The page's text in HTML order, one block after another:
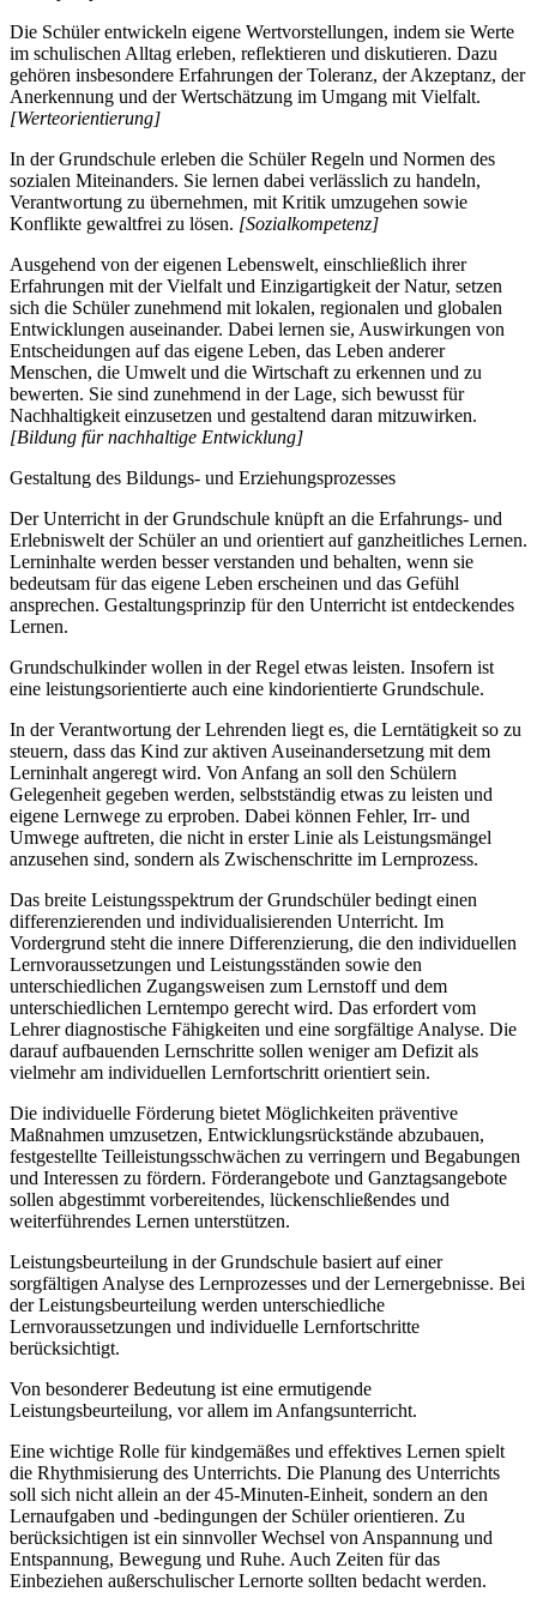
Die Schüler entwickeln eigene Wertvorstellungen, indem sie Werte
im schulischen Alltag erleben, reflektieren und diskutieren. Dazu
gehören insbesondere Erfahrungen der Toleranz, der Akzeptanz, der
Anerkennung und der Wertschätzung im Umgang mit Vielfalt.
[Werteorientierung]
In der Grundschule erleben die Schüler Regeln und Normen des
sozialen Miteinanders. Sie lernen dabei verlässlich zu handeln,
Verantwortung zu übernehmen, mit Kritik umzugehen sowie
Konflikte gewaltfrei zu lösen. [Sozialkompetenz]
Ausgehend von der eigenen Lebenswelt, einschließlich ihrer
Erfahrungen mit der Vielfalt und Einzigartigkeit der Natur, setzen
sich die Schüler zunehmend mit lokalen, regionalen und globalen
Entwicklungen auseinander. Dabei lernen sie, Auswirkungen von
Entscheidungen auf das eigene Leben, das Leben anderer
Menschen, die Umwelt und die Wirtschaft zu erkennen und zu
bewerten. Sie sind zunehmend in der Lage, sich bewusst für
Nachhaltigkeit einzusetzen und gestaltend daran mitzuwirken.
[Bildung für nachhaltige Entwicklung]
Gestaltung des Bildungs- und Erziehungsprozesses
Der Unterricht in der Grundschule knüpft an die Erfahrungs- und
Erlebniswelt der Schüler an und orientiert auf ganzheitliches Lernen.
Lerninhalte werden besser verstanden und behalten, wenn sie
bedeutsam für das eigene Leben erscheinen und das Gefühl
ansprechen. Gestaltungsprinzip für den Unterricht ist entdeckendes
Lernen.
Grundschulkinder wollen in der Regel etwas leisten. Insofern ist
eine leistungsorientierte auch eine kindorientierte Grundschule.
In der Verantwortung der Lehrenden liegt es, die Lerntätigkeit so zu
steuern, dass das Kind zur aktiven Auseinandersetzung mit dem
Lerninhalt angeregt wird. Von Anfang an soll den Schülern
Gelegenheit gegeben werden, selbstständig etwas zu leisten und
eigene Lernwege zu erproben. Dabei können Fehler, Irr- und
Umwege auftreten, die nicht in erster Linie als Leistungsmängel
anzusehen sind, sondern als Zwischenschritte im Lernprozess.
Das breite Leistungsspektrum der Grundschüler bedingt einen
differenzierenden und individualisierenden Unterricht. Im
Vordergrund steht die innere Differenzierung, die den individuellen
Lernvoraussetzungen und Leistungsständen sowie den
unterschiedlichen Zugangsweisen zum Lernstoff und dem
unterschiedlichen Lerntempo gerecht wird. Das erfordert vom
Lehrer diagnostische Fähigkeiten und eine sorgfältige Analyse. Die
darauf aufbauenden Lernschritte sollen weniger am Defizit als
vielmehr am individuellen Lernfortschritt orientiert sein.
Die individuelle Förderung bietet Möglichkeiten präventive
Maßnahmen umzusetzen, Entwicklungsrückstände abzubauen,
festgestellte Teilleistungsschwächen zu verringern und Begabungen
und Interessen zu fördern. Förderangebote und Ganztagsangebote
sollen abgestimmt vorbereitendes, lückenschließendes und
weiterführendes Lernen unterstützen.
Leistungsbeurteilung in der Grundschule basiert auf einer
sorgfältigen Analyse des Lernprozesses und der Lernergebnisse. Bei
der Leistungsbeurteilung werden unterschiedliche
Lernvoraussetzungen und individuelle Lernfortschritte
berücksichtigt.
Von besonderer Bedeutung ist eine ermutigende
Leistungsbeurteilung, vor allem im Anfangsunterricht.
Eine wichtige Rolle für kindgemäßes und effektives Lernen spielt
die Rhythmisierung des Unterrichts. Die Planung des Unterrichts
soll sich nicht allein an der 45-Minuten-Einheit, sondern an den
Lernaufgaben und -bedingungen der Schüler orientieren. Zu
berücksichtigen ist ein sinnvoller Wechsel von Anspannung und
Entspannung, Bewegung und Ruhe. Auch Zeiten für das
Einbeziehen außerschulischer Lernorte sollten bedacht werden.